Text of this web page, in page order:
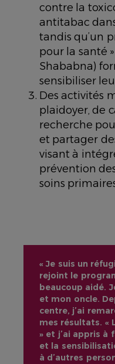
contre la
antitabac
tandis qu’un
pour la santé
Shababna)
sensibiliser
Des activités
plaidoyer, de
recherche
et partager
visant à
prévention
soins
« Je suis un
rejoint le
beaucoup aidé.
et mon oncle.
centre, j’ai
mes résultats. «
» et j’ai appris à
et la
à d’autres